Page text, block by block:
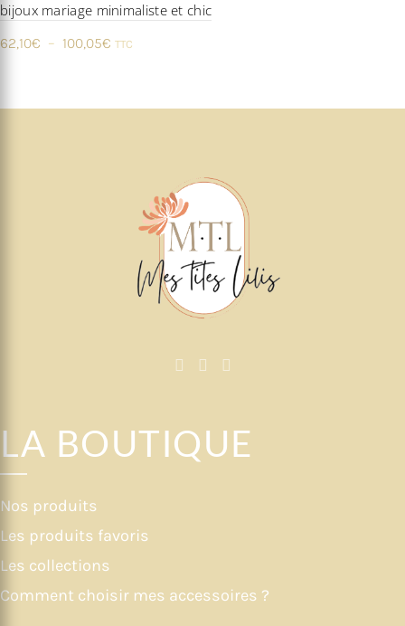
bijoux mariage minimaliste et chic
62,10€ – 100,05€ Plage
62,10€
TTC
LA BOUTIQUE
Nos produits
Les produits favoris
Les collections
Comment choisir mes accessoires ?